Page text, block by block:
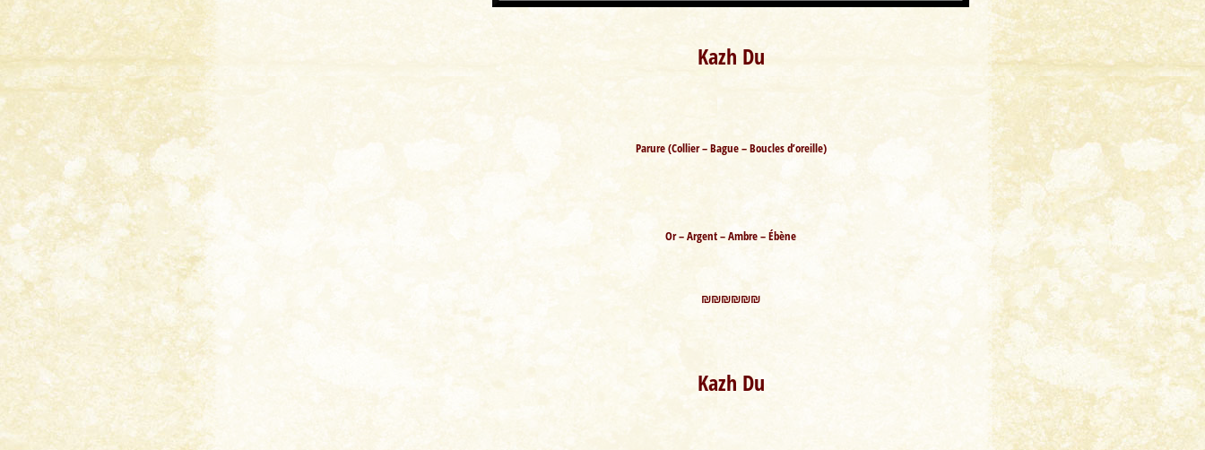
Kazh Du
Parure (Collier – Bague – Boucles d’oreille)
Or – Argent – Ambre – Ébène
₪₪₪₪₪₪
Kazh Du